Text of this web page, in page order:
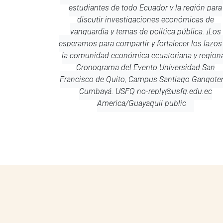
estudiantes de todo Ecuador y la región para
discutir investigaciones económicas de
vanguardia y temas de política pública. ¡Los
esperamos para compartir y fortalecer los
la comunidad económica ecuatoriana y
Cronograma del Evento Universidad San
Francisco de Quito, Campus Santiago
Cumbayá. USFQ no-reply@usfq.edu.ec
America/Guayaquil public